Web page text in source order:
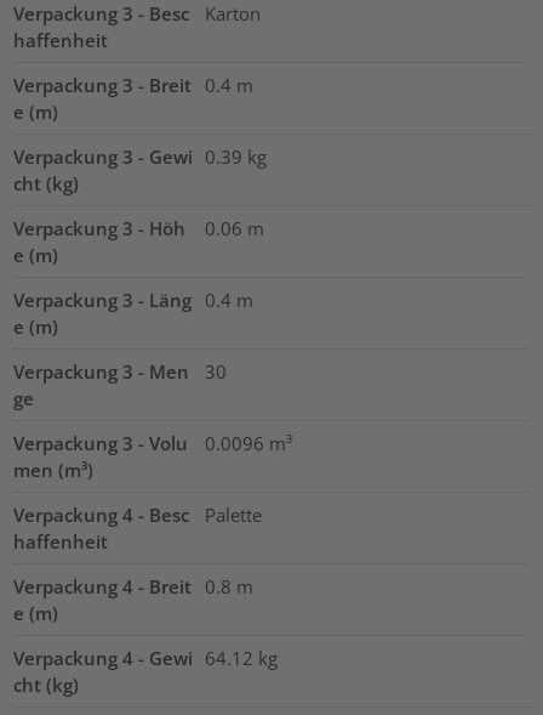
Verpackung 3 - Besc
haffenheit
Karton
Verpackung 3 - Breit
e (m)
0.4 m
Verpackung 3 - Gewi
cht (kg)
0.39 kg
Verpackung 3 - Höh
e (m)
0.06 m
Verpackung 3 - Läng
e (m)
0.4 m
Verpackung 3 - Men
ge
30
Verpackung 3 - Volu
men (m³)
0.0096 m³
Verpackung 4 - Besc
haffenheit
Palette
Verpackung 4 - Breit
e (m)
0.8 m
Verpackung 4 - Gewi
cht (kg)
64.12 kg